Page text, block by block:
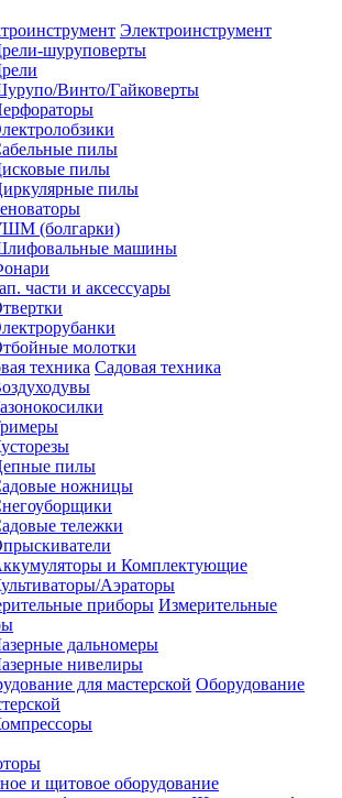
Электроинструмент
шуруповерты
Винто/Гайковерты
пилы
пилы
пилы
(болгарки)
машины
части и аксессуары
молотки
Садовая техника
пилы
ножницы
тележки
и Комплектующие
Аэраторы
Измерительные
дальномеры
нивелиры
Оборудование
и щитовое оборудование